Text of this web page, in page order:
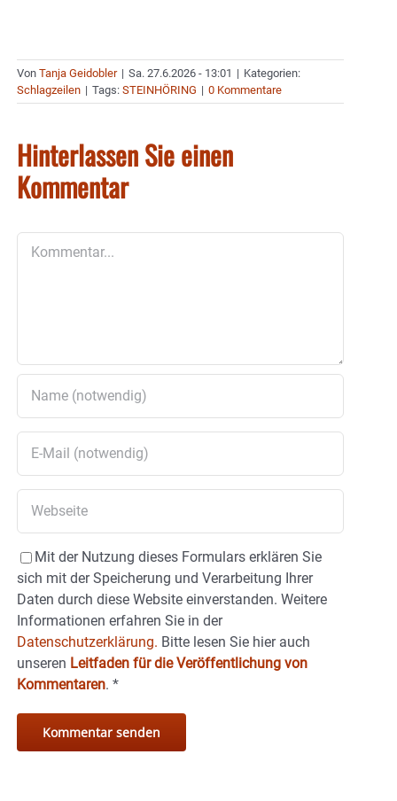
Von Tanja Geidobler | Sa. 27.6.2026 - 13:01 | Kategorien:
Schlagzeilen | Tags: STEINHÖRING | 0 Kommentare
Hinterlassen Sie einen
Kommentar
Mit der Nutzung dieses Formulars erklären Sie
sich mit der Speicherung und Verarbeitung Ihrer
Daten durch diese Website einverstanden. Weitere
Informationen erfahren Sie in der
Datenschutzerklärung. Bitte lesen Sie hier auch
unseren Leitfaden für die Veröffentlichung von
Kommentaren. *